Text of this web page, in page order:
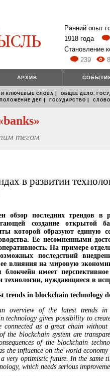
Ранний опыт
1918 года
Становление
239
АРХИВ
И КЛЮЧЕВЫЕ СЛОВА | ОБЩЕЕ ДЕЛО,
ПОЛОЖЕНИЕ ДЕЛ | ГОСУДАРСТВО |
тегом
в развитии
обзор последних трендов в
создание открытой
которой образуют единую
Ее несомненными
На примере
последствий
влияния на мировую
блокчейн имеет
технологии, нуждающиеся в
trends in blockchain technology
overview of the latest trends in
technology gives possibility to
connected as a great chain
the blockchain system are
of the blockchain
the influence on the world economy
very optimistic future. In the same
which needs serious